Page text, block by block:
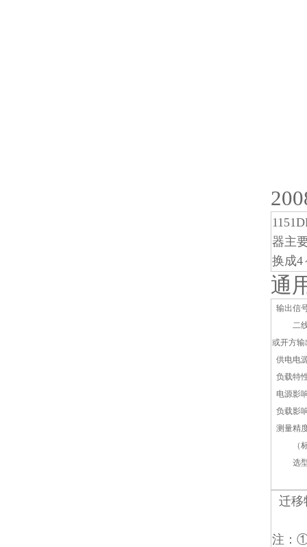
器主
换成4
通
输出信
二线制
或开方输
供电电
负载特
电源影
负载影
测量精
（标配
选型
迁移
注 ：